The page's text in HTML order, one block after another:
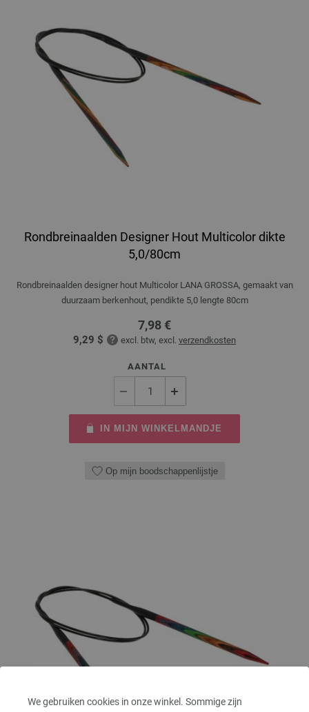
We gebruiken cookies in onze winkel. Sommige zijn
Rondbreinaalden Designer Hout Multicolor dikte
5,0/80cm
Rondbreinaalden designer hout Multicolor LANA GROSSA, gemaakt van
duurzaam berkenhout, pendikte 5,0 lengte 80cm
7,98 €
9,29 $ excl. btw, excl. verzendkosten
AANTAL
IN MIJN WINKELMANDJE
Op mijn boodschappenlijstje